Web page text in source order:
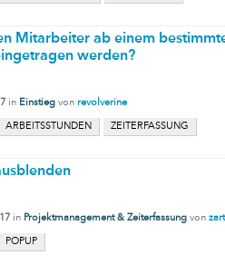
Mitarbeiter ab einem
werden?
in Einstieg von revolverine
ARBEITSSTUNDEN ZEITERFASSUNG
in Projektmanagement & Zeiterfassung von
POPUP